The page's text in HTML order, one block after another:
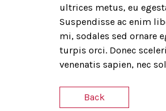
ultrices metus, eu
Suspendisse ac enim
mi, sodales sed ornare
turpis orci. Donec
venenatis sapien, nec
Back